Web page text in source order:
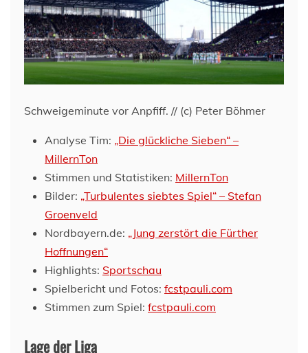
Schweigeminute vor Anpfiff. // (c) Peter Böhmer
Analyse Tim: „Die glückliche Sieben“ –
MillernTon
Stimmen und Statistiken: MillernTon
Bilder: „Turbulentes siebtes Spiel“ – Stefan
Groenveld
Nordbayern.de: „Jung zerstört die Fürther
Hoffnungen“
Highlights: Sportschau
Spielbericht und Fotos: fcstpauli.com
Stimmen zum Spiel: fcstpauli.com
Lage der Liga